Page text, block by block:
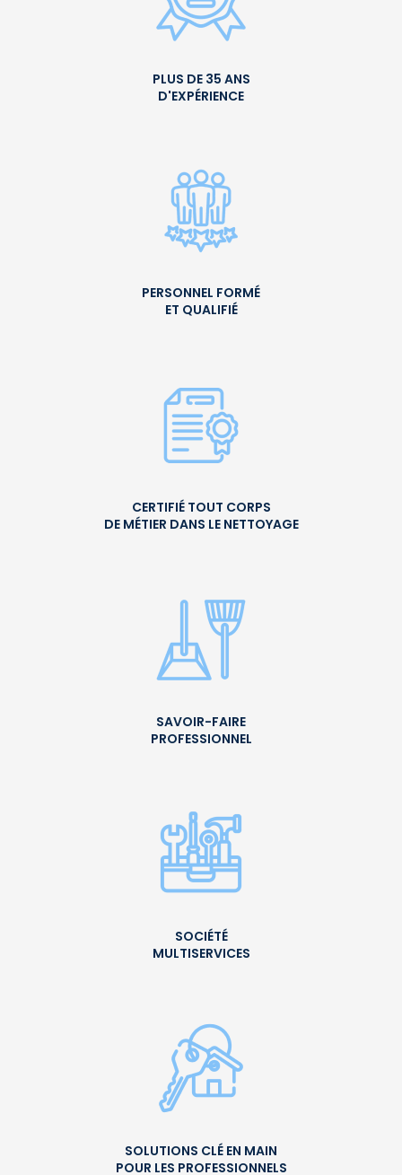
PLUS DE 35 ANS
D'EXPÉRIENCE
PERSONNEL FORMÉ
ET QUALIFIÉ
CERTIFIÉ TOUT CORPS
DE MÉTIER DANS LE NETTOYAGE
SAVOIR-FAIRE
PROFESSIONNEL
SOCIÉTÉ
MULTISERVICES
SOLUTIONS CLÉ EN MAIN
POUR LES PROFESSIONNELS